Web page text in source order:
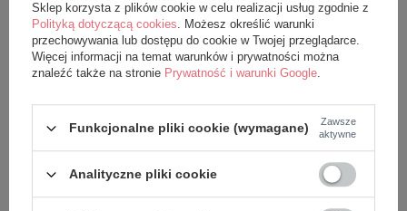
92,99 zł
109,00 zł
108,99 zł
149,99 zł
Sklep korzysta z plików cookie w celu realizacji usług zgodnie z
Polityką dotyczącą cookies. Możesz określić warunki
przechowywania lub dostępu do cookie w Twojej przeglądarce.
Więcej informacji na temat warunków i prywatności można
znaleźć także na stronie Prywatność i warunki Google.
Funkcjonalne pliki cookie (wymagane)
Zawsze
aktywne
Analityczne pliki cookie